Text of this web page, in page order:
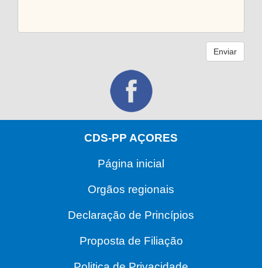
Enviar
CDS-PP AÇORES
Página inicial
Orgãos regionais
Declaração de Princípios
Proposta de Filiação